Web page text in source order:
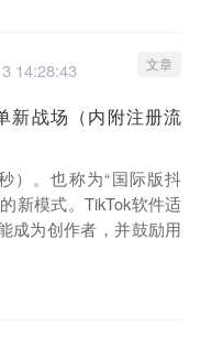
14:28:43 文章
新战场（内附注册流
）。也称为“国际版抖
新模式。TikTok软件适
成为创作者，并鼓励用